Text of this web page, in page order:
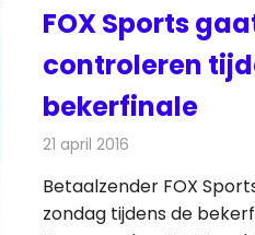
FOX Sports
controleren
bekerfinale
21 april 2016
Betaalzender FOX
zondag tijdens de